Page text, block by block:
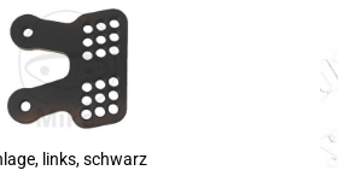
links, schwarz